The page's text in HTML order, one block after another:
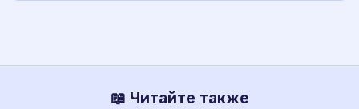
📖 Читайте также